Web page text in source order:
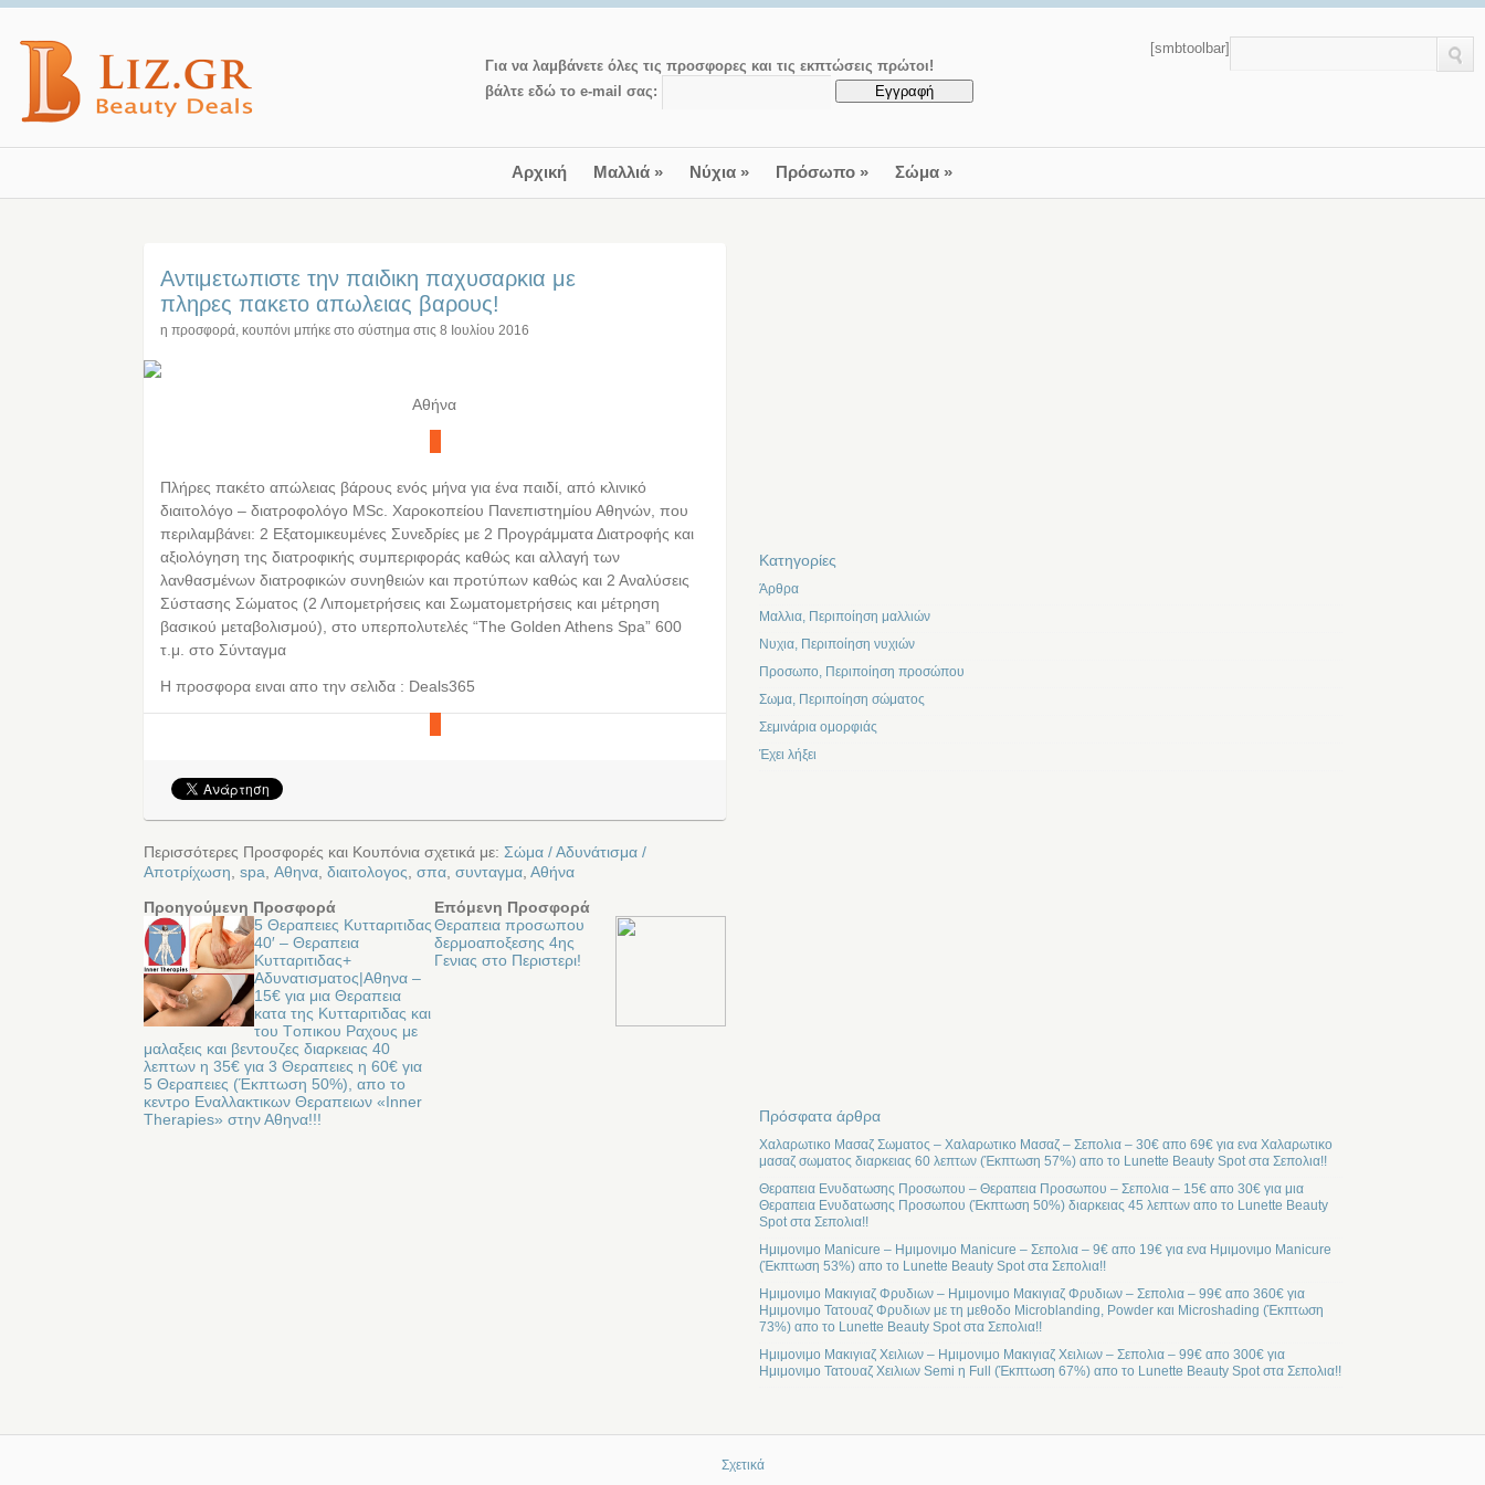
Για να λαμβάνετε όλες τις προσφορες και τις εκπτώσεις πρώτοι!
βάλτε εδώ το e-mail σας:
[smbtoolbar]
Αρχική Μαλλιά» Νύχια» Πρόσωπο» Σώμα»
Αντιμετωπιστε την παιδικη παχυσαρκια με
πληρες πακετο απωλειας βαρους!
η προσφορά, κουπόνι μπήκε στο σύστημα στις8 Ιουλίου 2016
Αθήνα
Πλήρες πακέτο απώλειας βάρους ενός μήνα για ένα παιδί, από κλινικό
διαιτολόγο – διατροφολόγο MSc. Χαροκοπείου Πανεπιστημίου Αθηνών, που
περιλαμβάνει: 2 Εξατομικευμένες Συνεδρίες με 2 Προγράμματα Διατροφής και
αξιολόγηση της διατροφικής συμπεριφοράς καθώς και αλλαγή των
λανθασμένων διατροφικών συνηθειών και προτύπων καθώς και 2 Αναλύσεις
Σύστασης Σώματος (2 Λιπομετρήσεις και Σωματομετρήσεις και μέτρηση
βασικού μεταβολισμού), στο υπερπολυτελές “The Golden Athens Spa” 600
τ.μ. στο Σύνταγμα
Η προσφορα ειναι απο την σελιδα : Deals365
Περισσότερες Προσφορές και Κουπόνια σχετικά με: Σώμα / Αδυνάτισμα /
Αποτρίχωση, spa, Αθηνα, διαιτολογος, σπα, συνταγμα, Αθήνα
Προηγούμενη Προσφορά
5 Θεραπειες Κυτταριτιδας
40′ – Θεραπεια
Κυτταριτιδας+
Αδυνατισματος|Αθηνα –
15€ για μια Θεραπεια
κατα της Kυτταριτιδας και
του Tοπικου Pαχους με
μαλαξεις και βεντουζες διαρκειας 40
λεπτων η 35€ για 3 Θεραπειες η 60€ για
5 Θεραπειες (Έκπτωση 50%), απο το
κεντρο Εναλλακτικων Θεραπειων «Inner
Therapies» στην Αθηνα!!!
Επόμενη Προσφορά
Θεραπεια προσωπου
δερμοαποξεσης 4ης
Γενιας στο Περιστερι!
Kατηγορίες
Άρθρα
Μαλλια, Περιποίηση μαλλιών
Νυχια, Περιποίηση νυχιών
Προσωπο, Περιποίηση προσώπου
Σωμα, Περιποίηση σώματος
Σεμινάρια ομορφιάς
Έχει λήξει
Πρόσφατα άρθρα
Χαλαρωτικο Μασαζ Σωματος – Χαλαρωτικο Μασαζ – Σεπολια – 30€ απο 69€ για ενα Χαλαρωτικο
μασαζ σωματος διαρκειας 60 λεπτων (Έκπτωση 57%) απο το Lunette Beauty Spot στα Σεπολια!!
Θεραπεια Ενυδατωσης Προσωπου – Θεραπεια Προσωπου – Σεπολια – 15€ απο 30€ για μια
Θεραπεια Ενυδατωσης Προσωπου (Έκπτωση 50%) διαρκειας 45 λεπτων απο το Lunette Beauty
Spot στα Σεπολια!!
Ημιμονιμο Manicure – Ημιμονιμο Manicure – Σεπολια – 9€ απο 19€ για ενα Ημιμονιμο Manicure
(Έκπτωση 53%) απο το Lunette Beauty Spot στα Σεπολια!!
Ημιμονιμο Μακιγιαζ Φρυδιων – Ημιμονιμο Μακιγιαζ Φρυδιων – Σεπολια – 99€ απο 360€ για
Ημιμονιμο Τατουαζ Φρυδιων με τη μεθοδο Microblanding, Powder και Microshading (Έκπτωση
73%) απο το Lunette Beauty Spot στα Σεπολια!!
Ημιμονιμο Μακιγιαζ Χειλιων – Ημιμονιμο Μακιγιαζ Χειλιων – Σεπολια – 99€ απο 300€ για
Ημιμονιμο Τατουαζ Χειλιων Semi η Full (Έκπτωση 67%) απο το Lunette Beauty Spot στα Σεπολια!!
Σχετικά